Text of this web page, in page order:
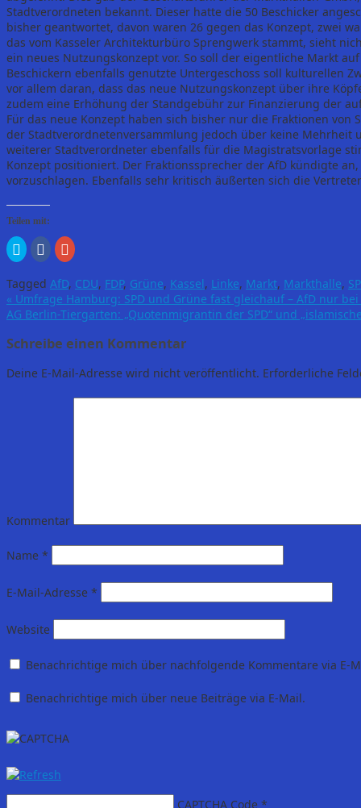
Stadtverordneten bekannt. Dieser hatte die 50 Beschicker
bisher geantwortet, davon waren 26 gegen das Konzept, zwei
das vom Kasseler Architekturbüro Sprengwerk stammt, sieht
ein neues Nutzungskonzept vor. So soll der eigentliche Markt
Beschickern ebenfalls genutzte Untergeschoss soll kulturellen
vor allem daran, dass das neue Nutzungskonzept über ihre
zudem eine Erhöhung der Standgebühr zur Finanzierung der
Für das neue Konzept haben sich bisher nur die Fraktionen von
der Stadtverordnetenversammlung jedoch über keine Mehrheit
weiterer Stadtverordneter ebenfalls für die Magistratsvorlage
Konzept positioniert. Der Fraktionssprecher der AfD kündigte
vorzuschlagen. Ebenfalls sehr kritisch äußerten sich die
Teilen mit:
Klick,
um
über
zu
teilen
(Wird
in
neuem
geöffnet)
Klick,
um
zu
teilen
(Wird
in
neuem
geöffnet)
Zum
Teilen
anklicken
(Wird
in
neuem
Fenster
Tagged AfD, CDU, FDP, Grüne, Kassel, Linke, Markt, Markthalle,
« Umfrage Hamburg: SPD und Grüne fast gleichauf – AfD nur bei
AG Berlin-Tiergarten: „Quotenmigrantin der SPD“ und
Schreibe einen Kommentar
Deine E-Mail-Adresse wird nicht veröffentlicht. Erforderliche
Kommentar
Name *
E-Mail-Adresse *
Website
Benachrichtige mich über nachfolgende Kommentare via E-
Benachrichtige mich über neue Beiträge via E-Mail.
CAPTCHA Code *